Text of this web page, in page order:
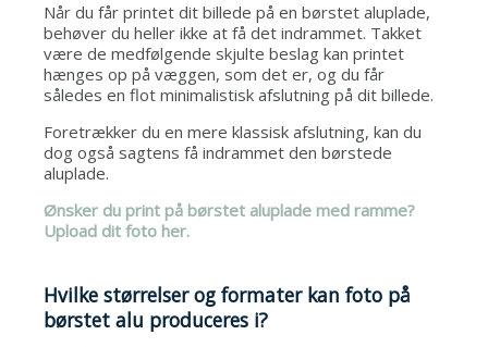
Når du får printet dit billede på en børstet aluplade,
behøver du heller ikke at få det indrammet. Takket
være de medfølgende skjulte beslag kan printet
hænges op på væggen, som det er, og du får
således en flot minimalistisk afslutning på dit billede.
Foretrækker du en mere klassisk afslutning, kan du
dog også sagtens få indrammet den børstede
aluplade.
Ønsker du print på børstet aluplade med ramme?
Upload dit foto her.
Hvilke størrelser og formater kan foto på
børstet alu produceres i?